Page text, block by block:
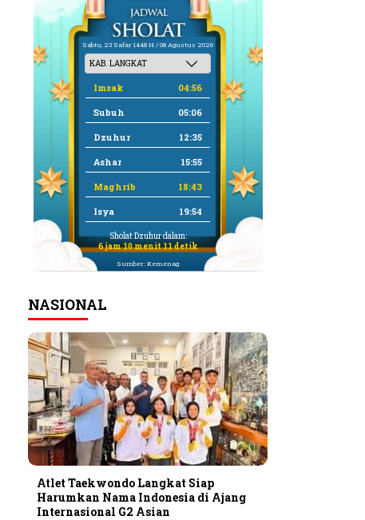
Sabtu, 23 Safar 1448 H / 08 Agustus 2026
Imsak 04:56
Subuh 05:06
Dzuhur 12:35
Ashar 15:55
Maghrib 18:43
Isya 19:54
Sholat Dzuhur dalam:
6 jam 10 menit 9 detik
Sumber: Kemenag
NASIONAL
Atlet Taekwondo Langkat Siap
Harumkan Nama Indonesia di Ajang
Internasional G2 Asian